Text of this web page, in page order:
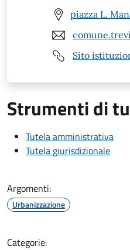
piazza L.
Sito
Strumenti di
Tutela amministrativa
Tutela giurisdizionale
Argomenti:
Urbanizzazione
Categorie: